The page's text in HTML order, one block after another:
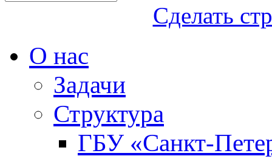
Сделать
О нас
Задачи
Структура
ГБУ «Санкт-